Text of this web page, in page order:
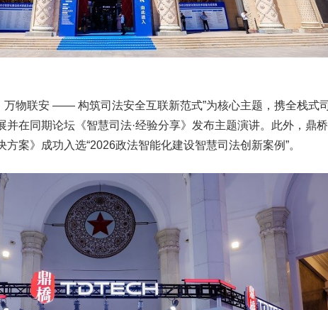
万物联安 —— 构筑司法安全互联新范式”为核心主题，携全栈式司
并在同期论坛《智慧司法·经验分享》发布主题演讲。此外，鼎桥
方案》成功入选“2026政法智能化建设智慧司法创新案例”。